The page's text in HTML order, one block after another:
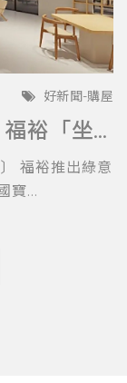
好新聞-購屋
沙崙國際高級中等學校設立 福裕「坐忘林」擁科技與教育加持
福裕推出綠意
寶...